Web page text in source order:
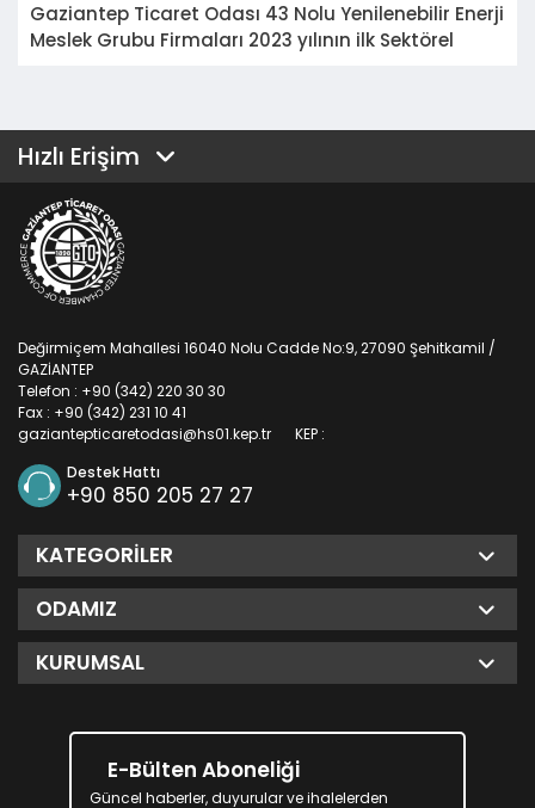
Gaziantep Ticaret Odası 43 Nolu Yenilenebilir Enerji
Meslek Grubu Firmaları 2023 yılının ilk Sektörel
Hızlı Erişim
Değirmiçem Mahallesi 16040 Nolu Cadde No:9, 27090 Şehitkamil /
GAZİANTEP
Telefon : +90 (342) 220 30 30
Fax : +90 (342) 231 10 41
KEP :
gaziantepticaretodasi@hs01.kep.tr
Destek Hattı
+90 850 205 27 27
KATEGORILER
ODAMIZ
KURUMSAL
E-Bülten Aboneliği
Güncel haberler, duyurular ve ihalelerden